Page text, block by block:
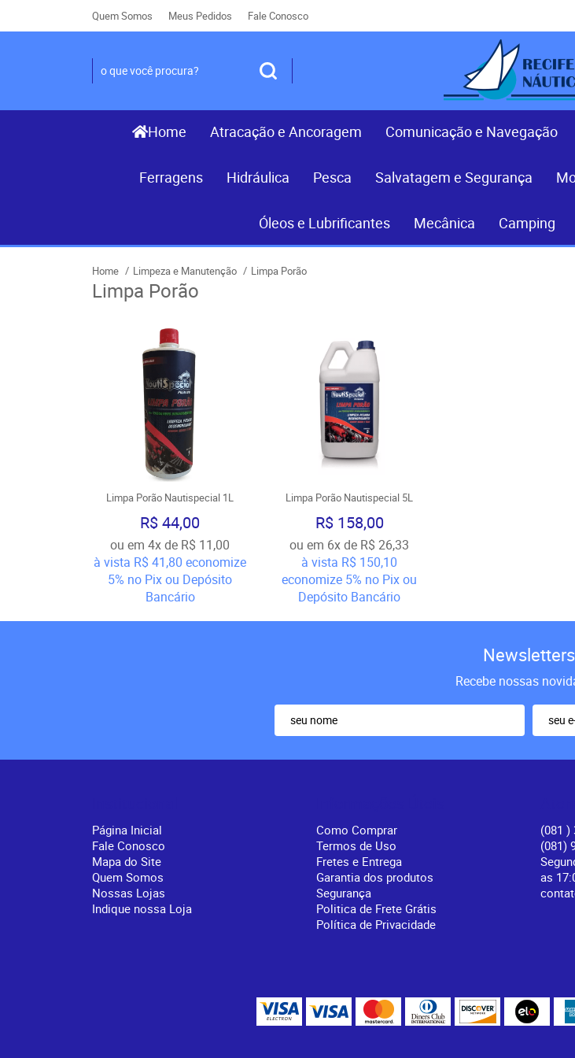
Quem Somos Meus Pedidos Fale Conosco
Home Atracação e Ancoragem Comunicação e Navegação
Ferragens Hidráulica Pesca Salvatagem e Segurança
Óleos e Lubrificantes Mecânica Camping
Home Limpeza e Manutenção Limpa Porão
Limpa Porão
Limpa Porão Nautispecial 1L
R$ 44,00
ou em 4xde R$ 11,00
à vista R$ 41,80 economize
5% no Pix ou Depósito
Bancário
Limpa Porão Nautispecial 5L
R$ 158,00
ou em 6xde R$ 26,33
à vista R$ 150,10
economize 5% no Pix ou
Depósito Bancário
Newsletters
Recebe nossas
Página Inicial
Fale Conosco
Mapa do Site
Quem Somos
Nossas Lojas
Indique nossa Loja
Como Comprar
Termos de Uso
Fretes e Entrega
Garantia dos produtos
Segurança
Politica de Frete Grátis
Política de Privacidade
(081 )
(081)
as